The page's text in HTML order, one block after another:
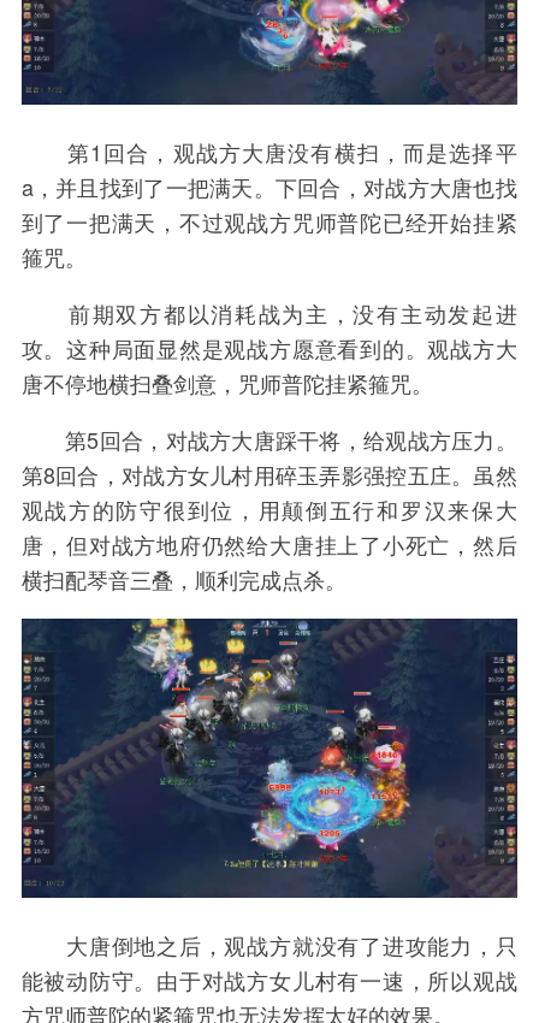
第1回合，观战方大唐没有横扫，而是选择平
a，并且找到了一把满天。下回合，对战方大唐也找
到了一把满天，不过观战方咒师普陀已经开始挂紧
箍咒。
前期双方都以消耗战为主，没有主动发起进
攻。这种局面显然是观战方愿意看到的。观战方大
唐不停地横扫叠剑意，咒师普陀挂紧箍咒。
第5回合，对战方大唐踩干将，给观战方压力。
第8回合，对战方女儿村用碎玉弄影强控五庄。虽然
观战方的防守很到位，用颠倒五行和罗汉来保大
唐，但对战方地府仍然给大唐挂上了小死亡，然后
横扫配琴音三叠，顺利完成点杀。
大唐倒地之后，观战方就没有了进攻能力，只
能被动防守。由于对战方女儿村有一速，所以观战
方咒师普陀的紧箍咒也无法发挥太好的效果。